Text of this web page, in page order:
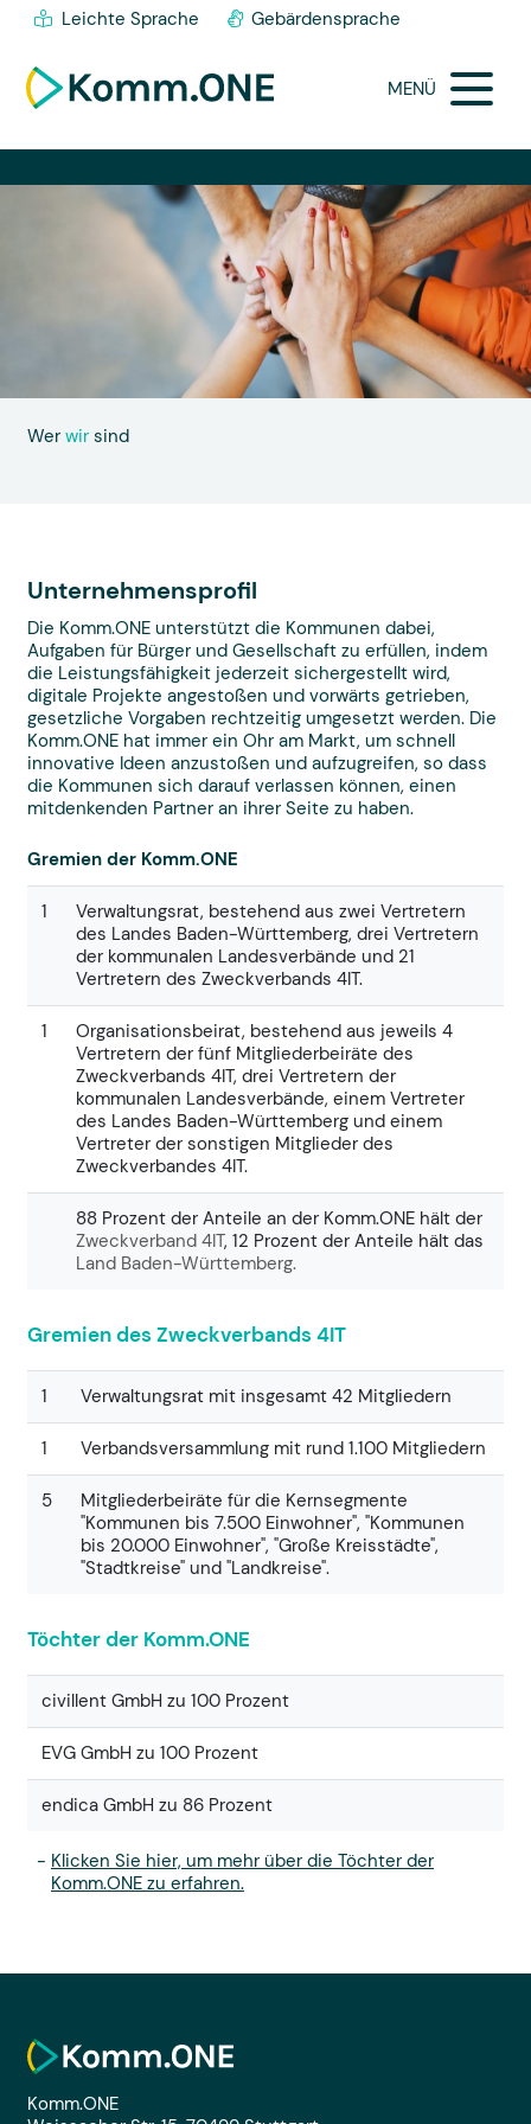
Leichte Sprache Gebärdensprache
MENÜ
Wer wir sind
Unternehmensprofil
Die Komm.ONE unterstützt die Kommunen dabei,
Aufgaben für Bürger und Gesellschaft zu erfüllen, indem
die Leistungsfähigkeit jederzeit sichergestellt wird,
digitale Projekte angestoßen und vorwärts getrieben,
gesetzliche Vorgaben rechtzeitig umgesetzt werden. Die
Komm.ONE hat immer ein Ohr am Markt, um schnell
innovative Ideen anzustoßen und aufzugreifen, so dass
die Kommunen sich darauf verlassen können, einen
mitdenkenden Partner an ihrer Seite zu haben.
Gremien der Komm.ONE
1
Verwaltungsrat, bestehend aus zwei Vertretern
des Landes Baden-Württemberg, drei Vertretern
der kommunalen Landesverbände und 21
Vertretern des Zweckverbands 4IT.
1
Organisationsbeirat, bestehend aus jeweils 4
Vertretern der fünf Mitgliederbeiräte des
Zweckverbands 4IT, drei Vertretern der
kommunalen Landesverbände, einem Vertreter
des Landes Baden-Württemberg und einem
Vertreter der sonstigen Mitglieder des
Zweckverbandes 4IT.
88 Prozent der Anteile an der Komm.ONE hält der
Zweckverband 4IT, 12 Prozent der Anteile hält das
Land Baden-Württemberg.
Gremien des Zweckverbands 4IT
1 Verwaltungsrat mit insgesamt 42 Mitgliedern
1 Verbandsversammlung mit rund 1.100 Mitgliedern
5
Mitgliederbeiräte für die Kernsegmente
"Kommunen bis 7.500 Einwohner", "Kommunen
bis 20.000 Einwohner", "Große Kreisstädte",
"Stadtkreise" und "Landkreise".
Töchter der Komm.ONE
civillent GmbH zu 100 Prozent
EVG GmbH zu 100 Prozent
endica GmbH zu 86 Prozent
Klicken Sie hier, um mehr über die Töchter der
Komm.ONE zu erfahren.
Komm.ONE